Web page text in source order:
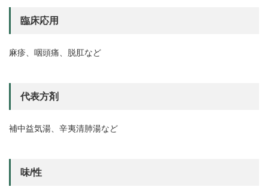
臨床応用
麻疹、咽頭痛、脱肛など
代表方剤
補中益気湯、辛夷清肺湯など
味/性